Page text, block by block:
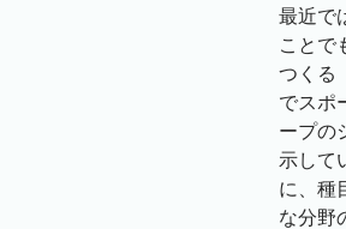
最近で
ことで
つくる
でスポ
ープの
示して
に、種
な分野